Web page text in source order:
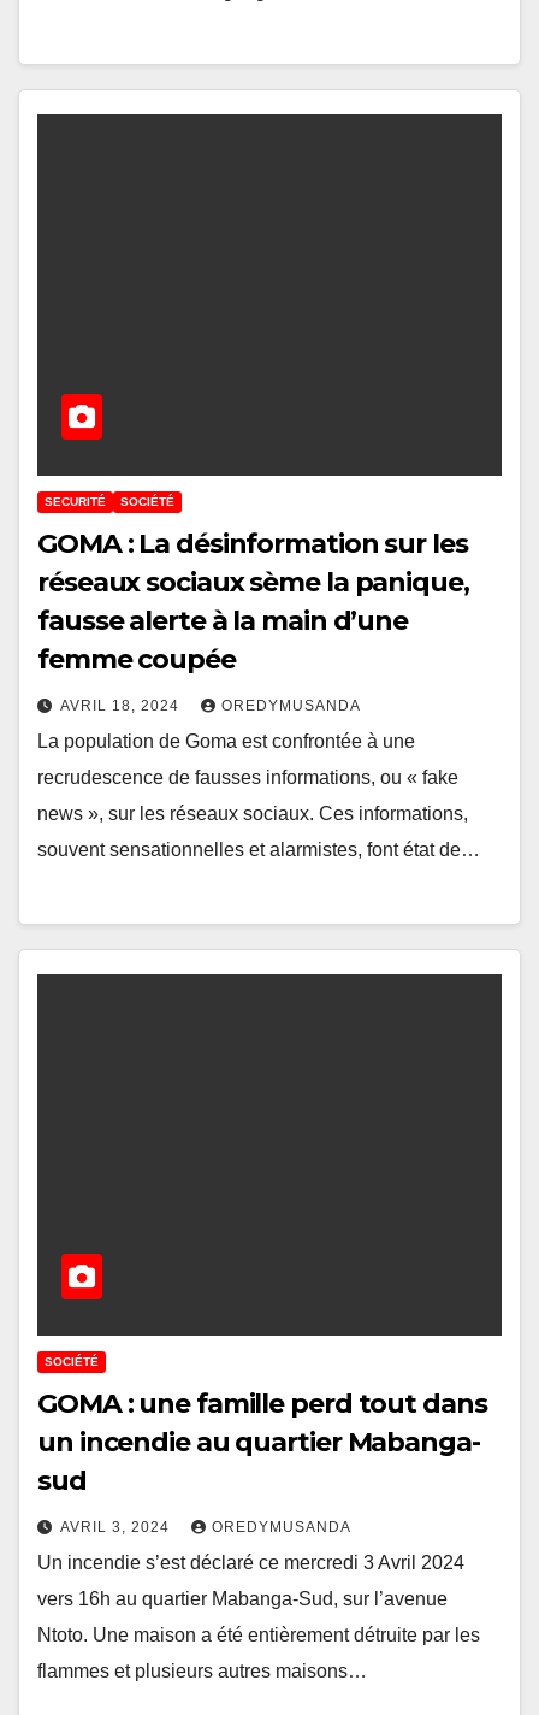
SECURITÉ SOCIÉTÉ
GOMA : La désinformation sur les
réseaux sociaux sème la panique,
fausse alerte à la main d’une
femme coupée
AVRIL 18, 2024 OREDYMUSANDA
La population de Goma est confrontée à une
recrudescence de fausses informations, ou « fake
news », sur les réseaux sociaux. Ces informations,
souvent sensationnelles et alarmistes, font état de…
SOCIÉTÉ
GOMA : une famille perd tout dans
un incendie au quartier Mabanga-
sud
AVRIL 3, 2024 OREDYMUSANDA
Un incendie s’est déclaré ce mercredi 3 Avril 2024
vers 16h au quartier Mabanga-Sud, sur l’avenue
Ntoto. Une maison a été entièrement détruite par les
flammes et plusieurs autres maisons…